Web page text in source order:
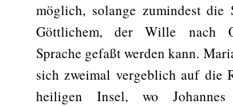
möglich, solange zumindest die
Göttlichem, der Wille nach
Sprache gefaßt werden kann.
sich zweimal vergeblich auf die
heiligen Insel, wo